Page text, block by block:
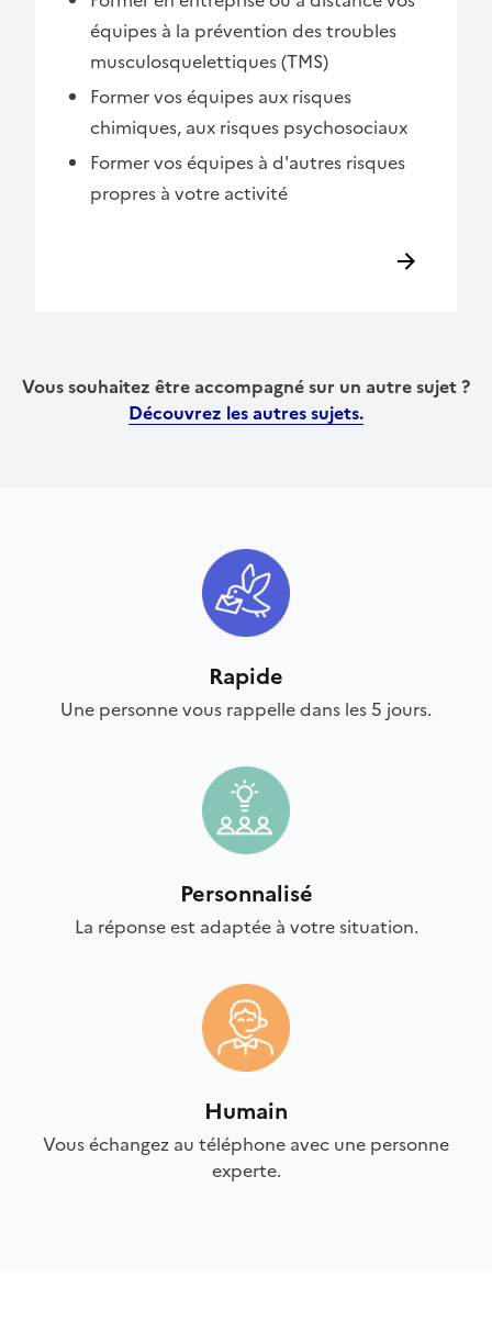
équipes à la prévention des troubles
musculosquelettiques (TMS)
Former vos équipes aux risques
chimiques, aux risques psychosociaux
Former vos équipes à d'autres risques
propres à votre activité
Vous souhaitez être accompagné sur un autre sujet ?
Découvrez les autres sujets.
Rapide
Une personne vous rappelle dans les 5 jours.
Personnalisé
La réponse est adaptée à votre situation.
Humain
Vous échangez au téléphone avec une personne
experte.